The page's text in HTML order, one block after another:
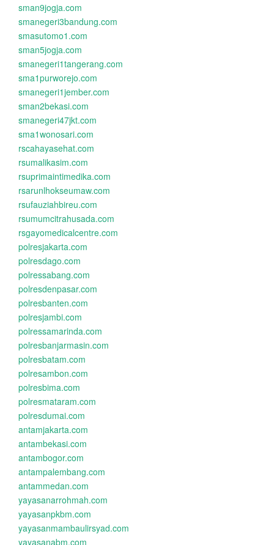
sman9jogja.com
smanegeri3bandung.com
smasutomo1.com
sman5jogja.com
smanegeri1tangerang.com
sma1purworejo.com
smanegeri1jember.com
sman2bekasi.com
smanegeri47jkt.com
sma1wonosari.com
rscahayasehat.com
rsumalikasim.com
rsuprimaintimedika.com
rsarunlhokseumaw.com
rsufauziahbireu.com
rsumumcitrahusada.com
rsgayomedicalcentre.com
polresjakarta.com
polresdago.com
polressabang.com
polresdenpasar.com
polresbanten.com
polresjambi.com
polressamarinda.com
polresbanjarmasin.com
polresbatam.com
polresambon.com
polresbima.com
polresmataram.com
polresdumai.com
antamjakarta.com
antambekasi.com
antambogor.com
antampalembang.com
antammedan.com
yayasanarrohmah.com
yayasanpkbm.com
yayasanmambaulirsyad.com
yayasanabm.com